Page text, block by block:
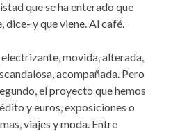
que se ha enterado que
dice- y que viene. Al café.
movida, alterada,
acompañada. Pero
el proyecto que hemos
y euros, exposiciones o
viajes y moda. Entre